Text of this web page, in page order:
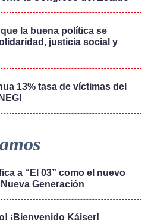
la buena política se
justicia social y
13% tasa de víctimas del
a “El 03” como el nuevo
Generación
¡Bienvenido Káiser!